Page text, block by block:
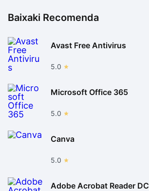
Baixaki Recomenda
Avast Free Antivirus
5.0
Microsoft Office 365
5.0
Canva
5.0
Adobe Acrobat Reader DC